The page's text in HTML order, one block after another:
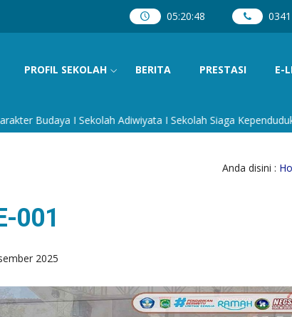
05:20:48
PROFIL SEKOLAH BERITA PRESTASI E-
I Sekolah Adiwiyata I Sekolah Siaga Kependudukan I
Anda disini :
001
2025